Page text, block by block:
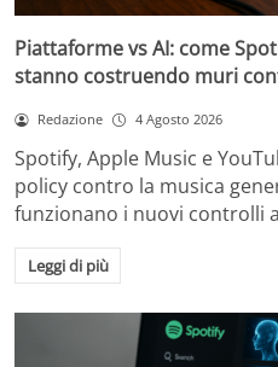
Piattaforme vs AI: come
stanno costruendo muri
Redazione 4 Agosto 2026
Spotify, Apple Music e
policy contro la musica
funzionano i nuovi controlli
Leggi di più